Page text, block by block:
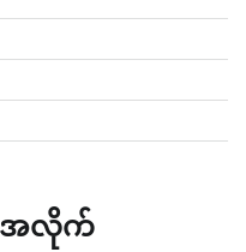
ဍအလိုက်